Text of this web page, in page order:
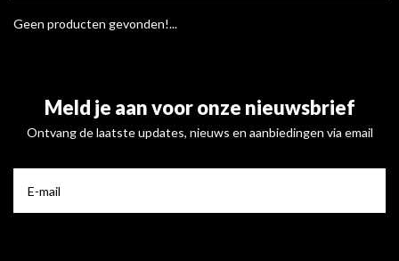
Geen producten gevonden!...
Meld je aan voor onze nieuwsbrief
Ontvang de laatste updates, nieuws en aanbiedingen via email